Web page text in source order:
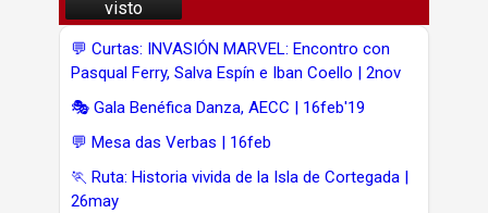
visto
💬 Curtas: INVASIÓN MARVEL: Encontro con
Pasqual Ferry, Salva Espín e Iban Coello | 2nov
🎭 Gala Benéfica Danza, AECC | 16feb'19
💬 Mesa das Verbas | 16feb
🏃 Ruta: Historia vivida de la Isla de Cortegada |
26may